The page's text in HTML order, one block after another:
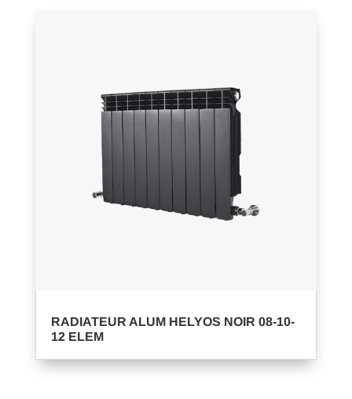
RADIATEUR ALUM HELYOS NOIR 08-10-
12 ELEM